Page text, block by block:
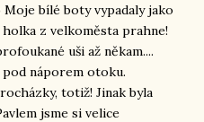
bílé boty vypadaly jako
z velkoměsta prahne!
uši až někam....
náporem otoku.
totiž! Jinak byla
jsme si velice